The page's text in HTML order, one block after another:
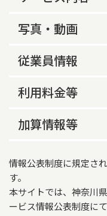
あり
評価実施の有無
利用者意向の把握
あり
あり
喀痰吸引の有無
あり
サービス内容
なし
１週間の入浴回数
通所リハビリテー
87人
写真・動画
事業所の特色等
地域に密着したき
会は夢の社会であ
ながら高齢者の方
この問題と取り組
ご家族の方々を重
従業員情報
従業員数
薬剤師
看護職員
利用料金等
利用料金等
朝　308円・昼　
算出。
居住費及びその算
加算情報等
2026年06月01日
情報公表制度に規定さ
す。
本サイトでは、神奈川
ービス情報公表制度に